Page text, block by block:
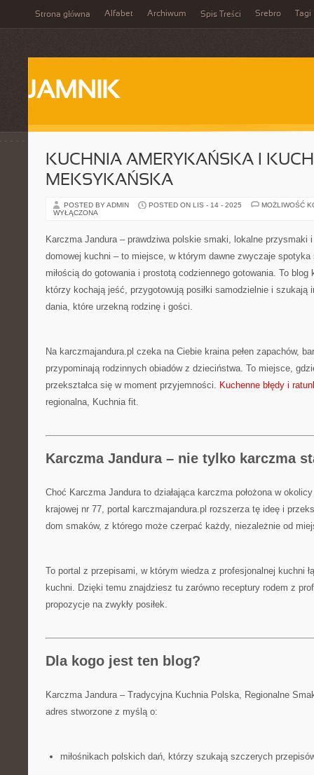
Strona główna Alfabet Archiwum Spis Treści Srebro Tagi
JAMNIK
KUCHNIA AMERYKAŃSKA I
MEKSYKAŃSKA
POSTED BY ADMIN POSTED ON LIS - 14 - 2025
MOŻLIWOŚĆ
WYŁĄCZONA
Karczma Jandura – prawdziwa polskie smaki, lokalne przysmaki
domowej kuchni – to miejsce, w którym dawne zwyczaje
miłością do gotowania i prostotą codziennego gotowania. To
którzy kochają jeść, przygotowują posiłki samodzielnie i szukają
dania, które urzekną rodzinę i gości.
Na karczmajandura.pl czeka na Ciebie kraina pełen zapachów,
przypominają rodzinnych obiadów z dzieciństwa. To miejsce,
przekształca się w moment przyjemności. Kuchenne błędy i
regionalna, Kuchnia fit.
Karczma Jandura – nie tylko karczma
Choć Karczma Jandura to działająca karczma położona w
krajowej nr 77, portal karczmajandura.pl rozszerza tę ideę i
dom smaków, z którego może czerpać każdy, niezależnie od
To portal z przepisami, w którym wiedza z profesjonalnej kuchni
kuchni. Dzięki temu znajdziesz tu zarówno receptury rodem z
propozycje na zwykły posiłek.
Dla kogo jest ten blog?
Karczma Jandura – Tradycyjna Kuchnia Polska, Regionalne
adres stworzone z myślą o:
miłośnikach polskich dań, którzy szukają szczerych